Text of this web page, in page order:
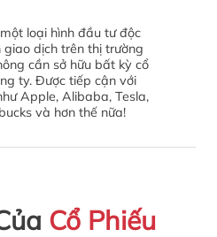
loại hình đầu tư độc
dịch trên thị trường
cần sở hữu bất kỳ cổ
ty. Được tiếp cận với
Apple, Alibaba, Tesla,
và hơn thế nữa!
Cổ Phiếu